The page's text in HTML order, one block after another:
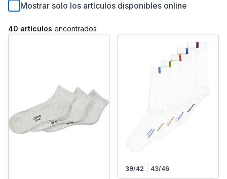
Mostrar solo los artículos disponibles online
40 artículos encontrados
39/42 43/46